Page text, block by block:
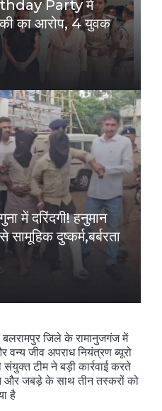
Party में
का आरोप, 4 युवक
में दरिंदगी! हनुमान
दुष्कर्म,बर्बरता
जिले के रामानुजगंज में
वन्य जीव अपराध नियंत्रण ब्यूरो
टीम ने बड़ी कार्रवाई करते
और जबड़े के साथ तीन तस्करों को
है